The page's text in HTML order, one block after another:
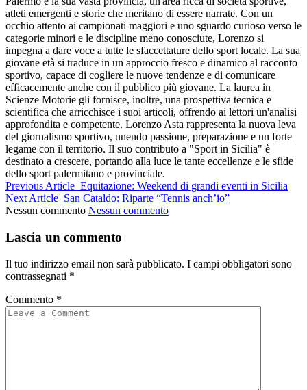
atleti emergenti e storie che meritano di essere narrate. Con un
occhio attento ai campionati maggiori e uno sguardo curioso verso le
categorie minori e le discipline meno conosciute, Lorenzo si
impegna a dare voce a tutte le sfaccettature dello sport locale. La sua
giovane età si traduce in un approccio fresco e dinamico al racconto
sportivo, capace di cogliere le nuove tendenze e di comunicare
efficacemente anche con il pubblico più giovane. La laurea in
Scienze Motorie gli fornisce, inoltre, una prospettiva tecnica e
scientifica che arricchisce i suoi articoli, offrendo ai lettori un'analisi
approfondita e competente. Lorenzo Asta rappresenta la nuova leva
del giornalismo sportivo, unendo passione, preparazione e un forte
legame con il territorio. Il suo contributo a "Sport in Sicilia" è
destinato a crescere, portando alla luce le tante eccellenze e le sfide
dello sport palermitano e provinciale.
Previous Article Equitazione: Weekend di grandi eventi in Sicilia
Next Article San Cataldo: Riparte “Tennis anch’io”
Nessun commento Nessun commento
Lascia un commento
Il tuo indirizzo email non sarà pubblicato. I campi obbligatori sono
contrassegnati *
Commento *